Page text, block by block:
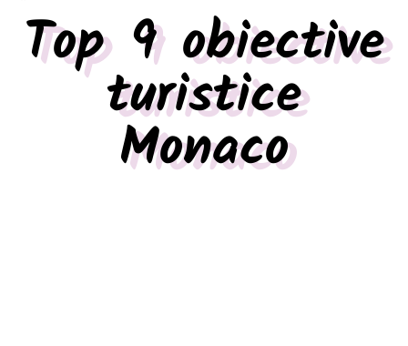
Top 9 obiective
turistice
Monaco